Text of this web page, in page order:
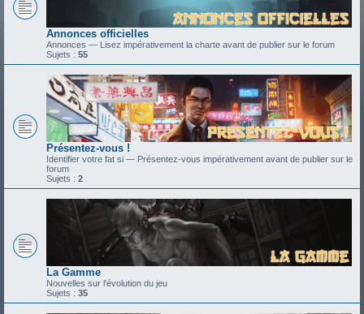
Annonces officielles
Annonces — Lisez impérativement la charte avant de publier sur le forum
Sujets : 55
Présentez-vous !
Identifier votre fat si — Présentez-vous impérativement avant de publier sur le
forum
Sujets : 2
La Gamme
Nouvelles sur l'évolution du jeu
Sujets : 35